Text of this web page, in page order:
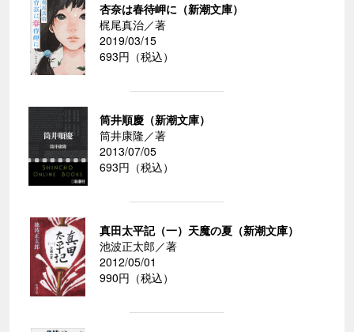
杏奈は春待岬に（新潮文庫）
梶尾真治／著
2019/03/15
693円（税込）
筒井順慶（新潮文庫）
筒井康隆／著
2013/07/05
693円（税込）
真田太平記（一）天魔の夏（新潮文庫）
池波正太郎／著
2012/05/01
990円（税込）